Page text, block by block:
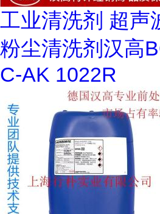
工业清洗剂 超声
粉尘清洗剂汉高
C-AK 1022R